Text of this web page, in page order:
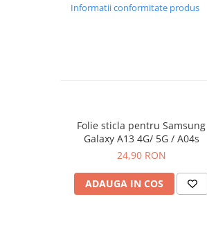
GARANTIE
Informatii conformitate produs
Folie sticla pentru Samsung
Galaxy A13 4G/ 5G / A04s
24,90 RON
ADAUGA IN COS